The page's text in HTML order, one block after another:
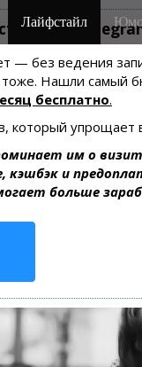
— без ведения
тоже. Нашли самый
бесплатно.
который упрощает
им о
кэшбэк и
больше
Лайфстайл